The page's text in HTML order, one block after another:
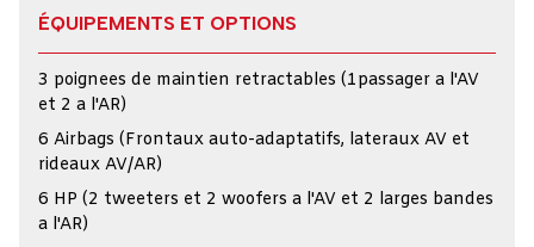
ÉQUIPEMENTS ET OPTIONS
3 poignees de maintien retractables (1passager a l'AV
et 2 a l'AR)
6 Airbags (Frontaux auto-adaptatifs, lateraux AV et
rideaux AV/AR)
6 HP (2 tweeters et 2 woofers a l'AV et 2 larges bandes
a l'AR)